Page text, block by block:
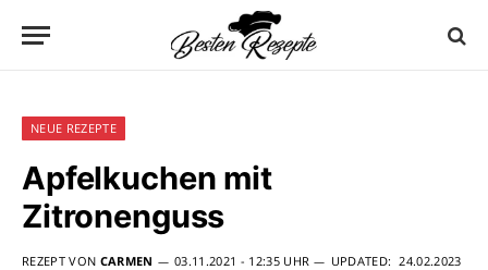
NEUE REZEPTE
Apfelkuchen mit
Zitronenguss
REZEPT VON CARMEN 03.11.2021 - 12:35 UHR UPDATED: 24.02.2023